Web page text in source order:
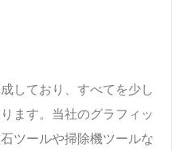
しており、すべてを少し
ます。当社のグラフィッ
ツールや掃除機ツールな